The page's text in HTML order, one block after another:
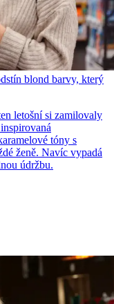
blond barvy, který
letošní si zamilovaly
tóny s
ženě. Navíc vypadá
údržbu.